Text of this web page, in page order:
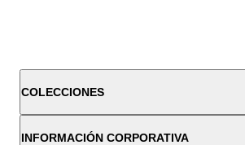
COLECCIONES
INFORMACIÓN CORPORATIVA